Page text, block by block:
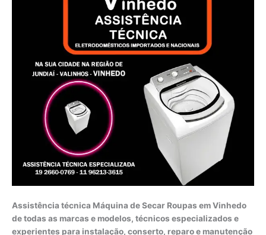
Assistência técnica Máquina de Secar Roupas em Vinhedo
de todas as marcas e modelos, técnicos especializados e
experientes para instalação, conserto, reparo e manutenção